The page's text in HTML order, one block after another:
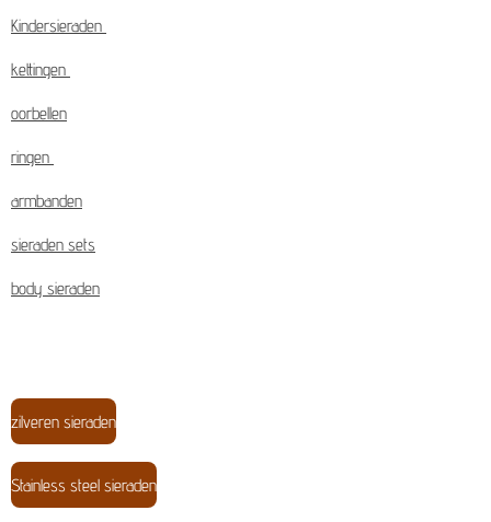
Kindersieraden
kettingen
oorbellen
ringen
armbanden
sieraden sets
body sieraden
zilveren sieraden
Stainless steel sieraden